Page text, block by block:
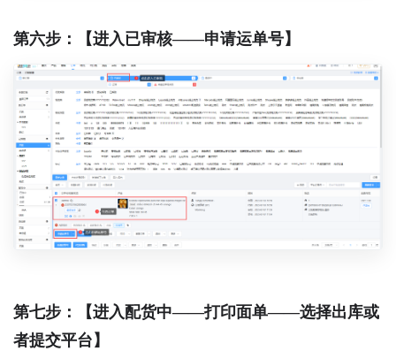
第六步：【进入已审核——申请运单号】
第七步：【进入配货中——打印面单——选择出库或
者提交平台】